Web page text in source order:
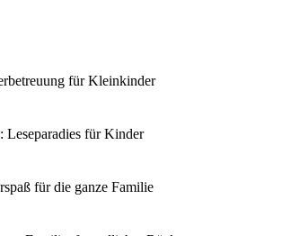
für Kleinkinder
Leseparadies für Kinder
für die ganze Familie